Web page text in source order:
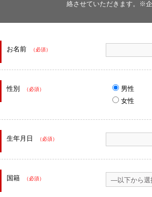
絡させていただきます。※
お名前 （必須）
性別 （必須）
男性
女性
生年月日 （必須）
国籍 （必須）